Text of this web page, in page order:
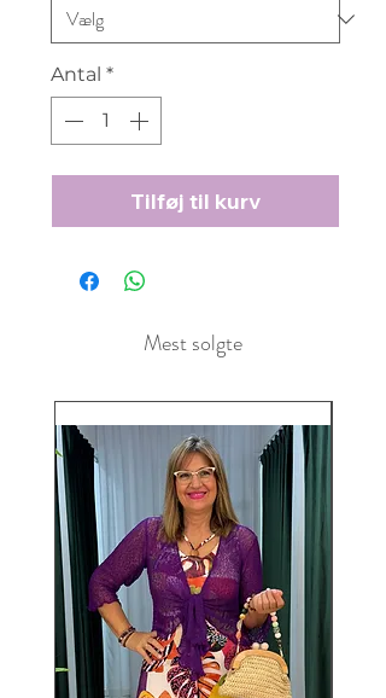
Antal *
Tilføj til kurv
Mest solgte